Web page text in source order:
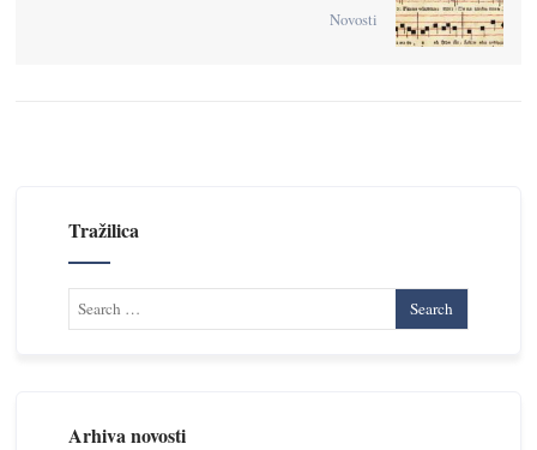
Novosti
Tražilica
Arhiva novosti